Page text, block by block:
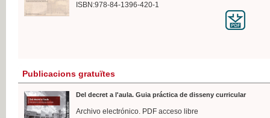
ISBN:978-84-1396-420-1
Publicacions gratuïtes
Del decret a l'aula. Guia práctica de disseny curricular
Archivo electrónico. PDF acceso libre